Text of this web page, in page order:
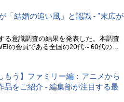
「結婚の追い風」と認識 - ″末広が
る意識調査の結果を発表した。本調査
の会員である全国の20代～60代の…
もう】ファミリー編：アニメから
品をご紹介 - 編集部が注目する最